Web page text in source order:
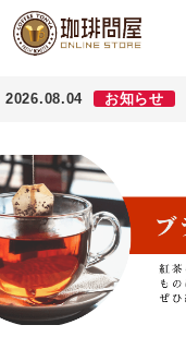
2026.08.04 お知らせ